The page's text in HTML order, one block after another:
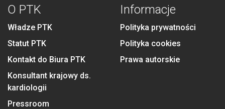
O PTK
Władze PTK
Statut PTK
Kontakt do Biura PTK
Konsultant krajowy ds.
kardiologii
Pressroom
Informacje
Polityka prywatności
Polityka cookies
Prawa autorskie